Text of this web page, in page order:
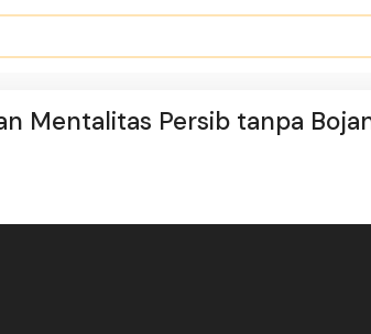
Mentalitas Persib tanpa